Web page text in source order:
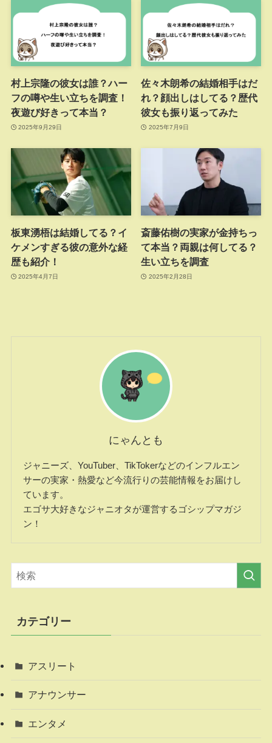
村上宗隆の彼女は誰？ハー
フの噂や生い立ちを調査！
夜遊び好きって本当？
2025年9月29日
佐々木朗希の結婚相手はだ
れ？顔出しはしてる？歴代
彼女も振り返ってみた
2025年7月9日
板東湧梧は結婚してる？イ
ケメンすぎる彼の意外な経
歴も紹介！
2025年4月7日
斎藤佑樹の実家が金持ちっ
て本当？両親は何してる？
生い立ちを調査
2025年2月28日
にゃんとも
ジャニーズ、YouTuber、TikTokerなどのインフルエン
サーの実家・熱愛など今流行りの芸能情報をお届けし
ています。
エゴサ大好きなジャニオタが運営するゴシップマガジ
ン！
カテゴリー
アスリート
アナウンサー
エンタメ